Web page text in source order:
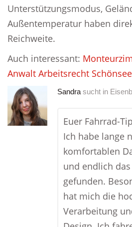
Unterstützungsmodus,
Außentemperatur haben
Reichweite.
Auch interessant:
Anwalt Arbeitsrecht Schönsee
Sandra sucht in
Euer Fahrrad-
Ich habe lange
komfortablen
und endlich
gefunden.
hat mich die
Verarbeitung